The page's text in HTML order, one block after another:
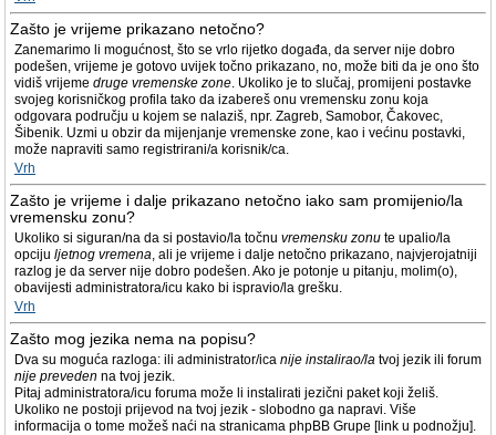
Zašto je vrijeme prikazano netočno?
Zanemarimo li mogućnost, što se vrlo rijetko događa, da server nije dobro
podešen, vrijeme je gotovo uvijek točno prikazano, no, može biti da je ono što
vidiš vrijeme druge vremenske zone. Ukoliko je to slučaj, promijeni postavke
svojeg korisničkog profila tako da izabereš onu vremensku zonu koja
odgovara području u kojem se nalaziš, npr. Zagreb, Samobor, Čakovec,
Šibenik. Uzmi u obzir da mijenjanje vremenske zone, kao i većinu postavki,
može napraviti samo registrirani/a korisnik/ca.
Vrh
Zašto je vrijeme i dalje prikazano netočno iako sam promijenio/la
vremensku zonu?
Ukoliko si siguran/na da si postavio/la točnu vremensku zonu te upalio/la
opciju ljetnog vremena, ali je vrijeme i dalje netočno prikazano, najvjerojatniji
razlog je da server nije dobro podešen. Ako je potonje u pitanju, molim(o),
obavijesti administratora/icu kako bi ispravio/la grešku.
Vrh
Zašto mog jezika nema na popisu?
Dva su moguća razloga: ili administrator/ica nije instalirao/la tvoj jezik ili forum
nije preveden na tvoj jezik.
Pitaj administratora/icu foruma može li instalirati jezični paket koji želiš.
Ukoliko ne postoji prijevod na tvoj jezik - slobodno ga napravi. Više
informacija o tome možeš naći na stranicama phpBB Grupe [link u podnožju].